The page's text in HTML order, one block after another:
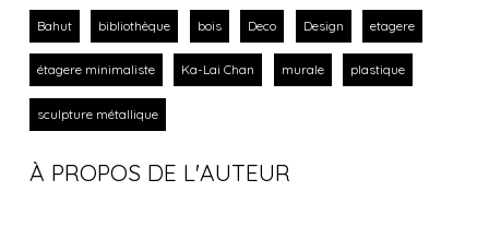
Bahut bibliothèque bois Deco Design etagere
étagere minimaliste Ka-Lai Chan murale plastique
sculpture métallique
À PROPOS DE L'AUTEUR